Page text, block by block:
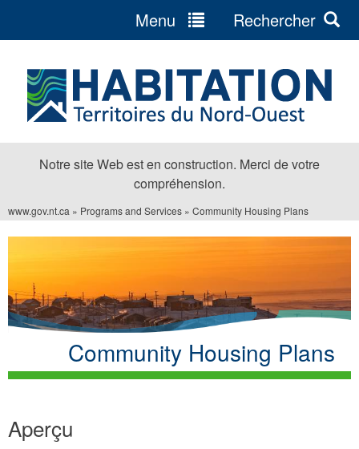
navigation
Notre site Web est en construction. Merci de votre
compréhension.
Menu Rechercher
Vous
êtes
ici
www.gov.nt.ca » Programs and Services » Community Housing Plans
Community Housing Plans
Aperçu